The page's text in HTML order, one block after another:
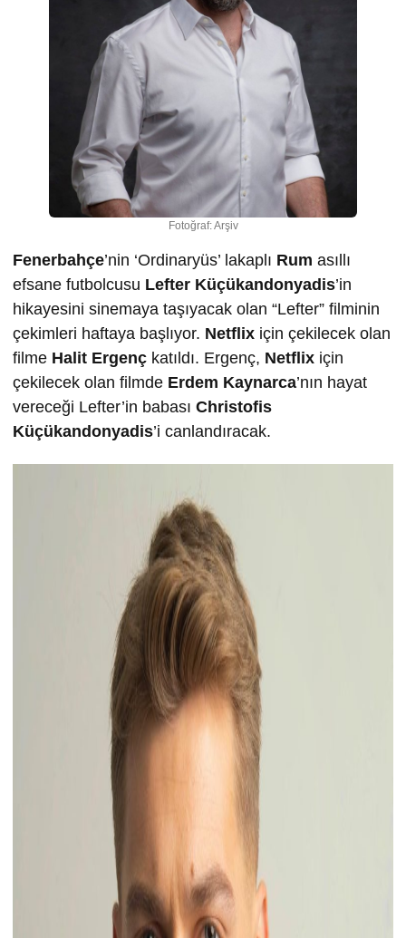
Fotoğraf: Arşiv
Fenerbahçe’nin ‘Ordinaryüs’ lakaplı Rum asıllı
efsane futbolcusu Lefter Küçükandonyadis’in
hikayesini sinemaya taşıyacak olan “Lefter” filminin
çekimleri haftaya başlıyor. Netflix için çekilecek olan
filme Halit Ergenç katıldı. Ergenç, Netflix için
çekilecek olan filmde Erdem Kaynarca’nın hayat
vereceği Lefter’in babası Christofis
Küçükandonyadis’i canlandıracak.